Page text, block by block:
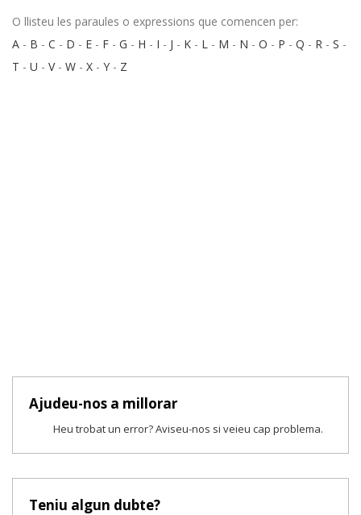
O llisteu les paraules o expressions que comencen per:
A - B - C - D - E - F - G - H - I - J - K - L - M - N - O - P - Q - R - S -
T - U - V- W - X - Y - Z
Ajudeu-nos a millorar
Heu trobat un error? Aviseu-nos si veieu cap problema.
Teniu algun dubte?